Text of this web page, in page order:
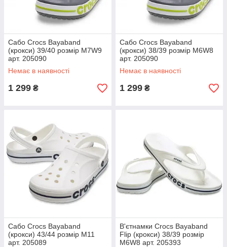
Сабо Crocs Bayaband
(крокси) 39/40 розмір M7W9
арт. 205090
Немає в наявності
1 299 ₴
Сабо Crocs Bayaband
(крокси) 38/39 розмір M6W8
арт. 205090
Немає в наявності
1 299 ₴
Сабо Crocs Bayaband
(крокси) 43/44 розмір M11
арт. 205089
В'єтнамки Crocs Bayaband
Flip (крокси) 38/39 розмір
M6W8 арт. 205393